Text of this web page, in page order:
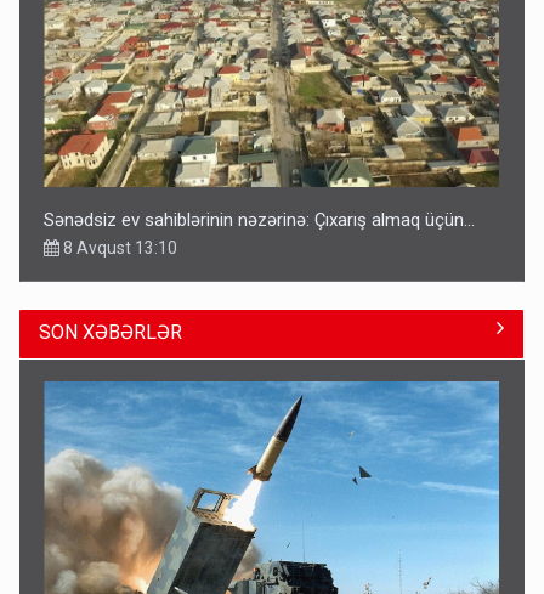
Sənədsiz ev sahiblərinin nəzərinə: Çıxarış almaq üçün...
8 Avqust 13:10
Azərbaycan bundan hər il 3 milyard dollar qazanacaq
SON XƏBƏRLƏR